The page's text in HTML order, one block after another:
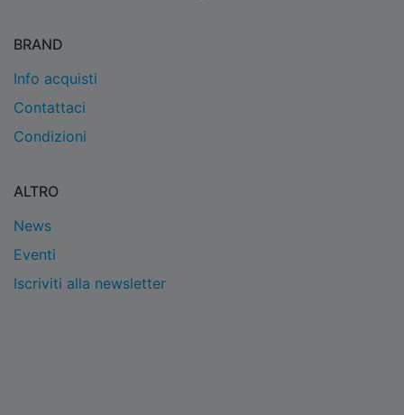
BRAND
Info acquisti
Contattaci
Condizioni
ALTRO
News
Eventi
Iscriviti alla newsletter